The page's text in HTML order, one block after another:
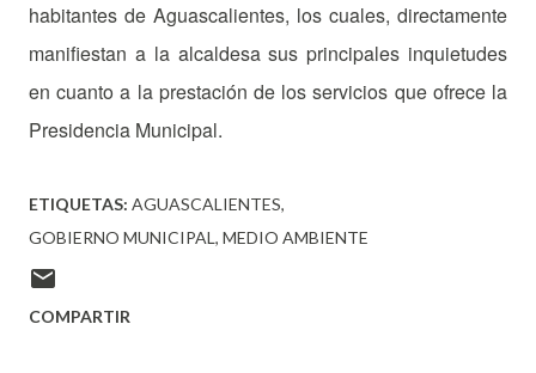
habitantes de Aguascalientes, los cuales, directamente
manifiestan a la alcaldesa sus principales inquietudes
en cuanto a la prestación de los servicios que ofrece la
Presidencia Municipal.
ETIQUETAS: AGUASCALIENTES
GOBIERNO MUNICIPAL MEDIO AMBIENTE
COMPARTIR